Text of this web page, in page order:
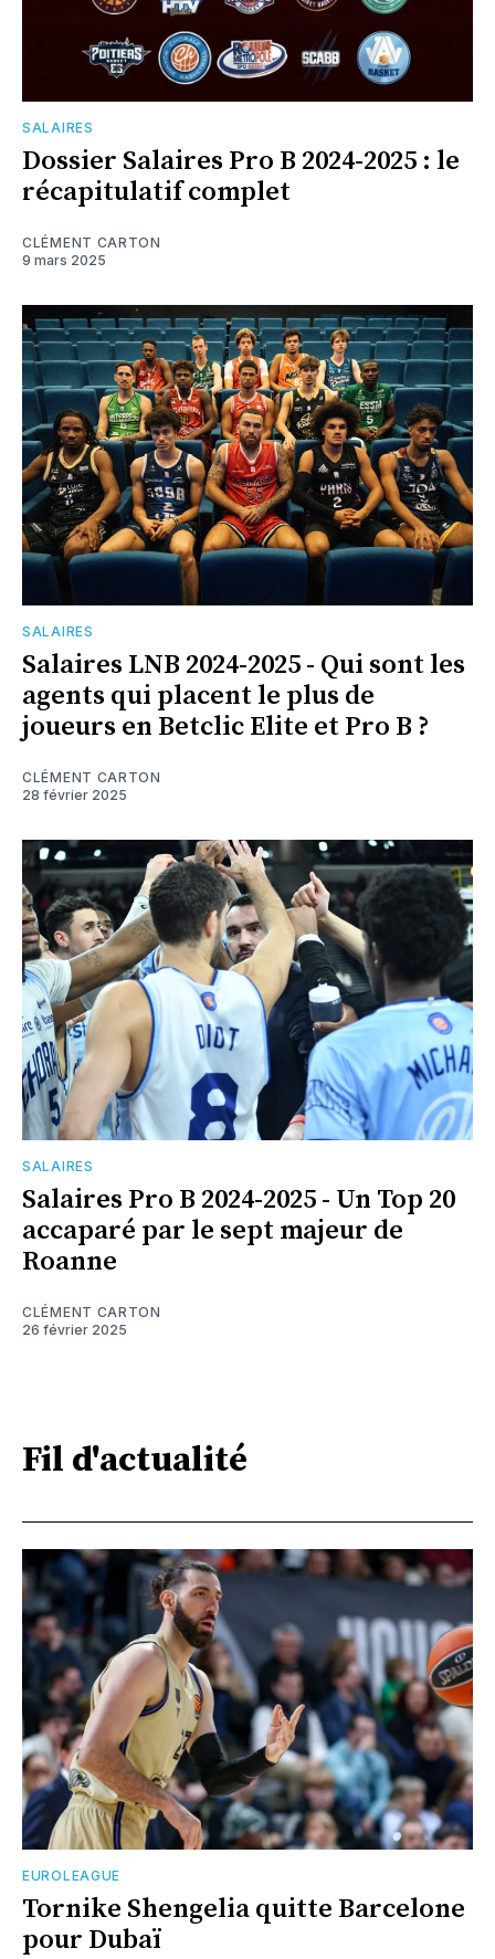
SALAIRES
Dossier Salaires Pro B 2024-2025 : le
récapitulatif complet
CLÉMENT CARTON
9 mars 2025
SALAIRES
Salaires LNB 2024-2025 - Qui sont les
agents qui placent le plus de
joueurs en Betclic Elite et Pro B ?
CLÉMENT CARTON
28 février 2025
SALAIRES
Salaires Pro B 2024-2025 - Un Top 20
accaparé par le sept majeur de
Roanne
CLÉMENT CARTON
26 février 2025
Fil d'actualité
EUROLEAGUE
Tornike Shengelia quitte Barcelone
pour Dubaï